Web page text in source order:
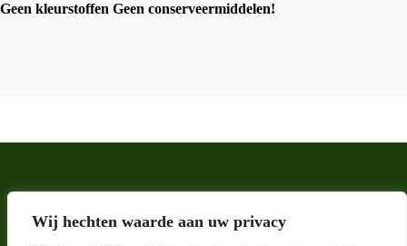
Wij hechten waarde aan uw privacy
Geen kleurstoffen Geen conserveermiddelen!